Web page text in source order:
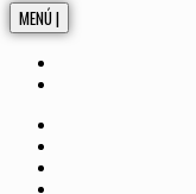
MENÚ |